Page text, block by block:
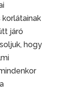
járó
hogy